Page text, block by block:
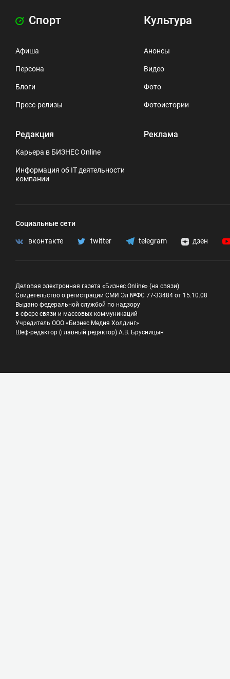
Спорт
Афиша
Персона
Блоги
Пресс-релизы
Редакция
Карьера в БИЗНЕС Online
Информация об IT деятельности
компании
Культура
Анонсы
Видео
Фото
Фотоистории
Реклама
Социальные сети
вконтакте twitter telegram дзен
Деловая электронная газета «Бизнес Online» (на связи)
Свидетельство о регистрации СМИ Эл №ФС 77-33484 от 15.10.08
Выдано федеральной службой по надзору
в сфере связи и массовых коммуникаций
Учредитель ООО «Бизнес Медия Холдинг»
Шеф-редактор (главный редактор) А.В. Брусницын